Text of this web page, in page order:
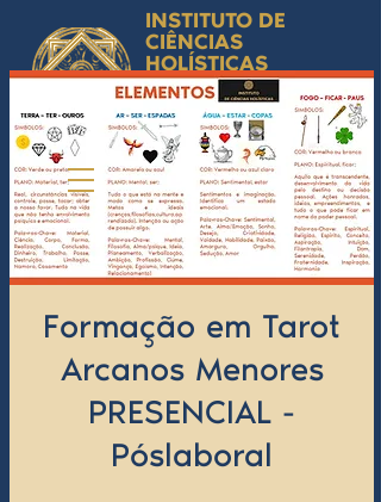
INSTITUTO DE
CIÊNCIAS
HOLÍSTICAS
by Isabel Valente Gomes
Ciência Simbólica
Aplicada e
Desenvolvimento
Humano
Formação em Tarot
Arcanos Menores
PRESENCIAL -
Póslaboral